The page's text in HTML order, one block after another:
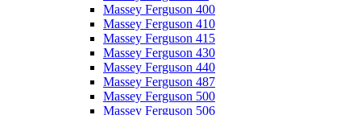
Massey Ferguson 400
Massey Ferguson 410
Massey Ferguson 415
Massey Ferguson 430
Massey Ferguson 440
Massey Ferguson 487
Massey Ferguson 500
Massey Ferguson 506